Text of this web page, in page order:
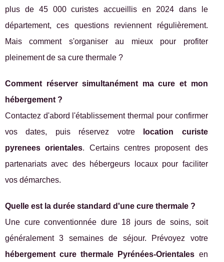
plus de 45 000 curistes accueillis en 2024 dans le
département, ces questions reviennent régulièrement.
Mais comment s'organiser au mieux pour profiter
pleinement de sa cure thermale ?
Comment réserver simultanément ma cure et mon
hébergement ?
Contactez d'abord l'établissement thermal pour confirmer
vos dates, puis réservez votre
location curiste
pyrenees orientales. Certains centres proposent des
partenariats avec des hébergeurs locaux pour faciliter
vos démarches.
Quelle est la durée standard d'une cure thermale ?
Une cure conventionnée dure 18 jours de soins, soit
généralement 3 semaines de séjour. Prévoyez votre
hébergement cure thermale Pyrénées-Orientales en